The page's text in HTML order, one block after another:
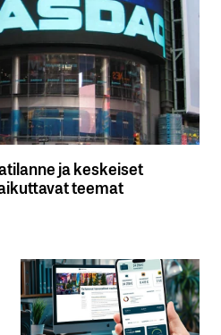
ja keskeiset
teemat